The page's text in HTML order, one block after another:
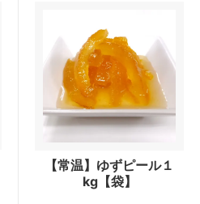
【常温】ゆずピール１
kg【袋】